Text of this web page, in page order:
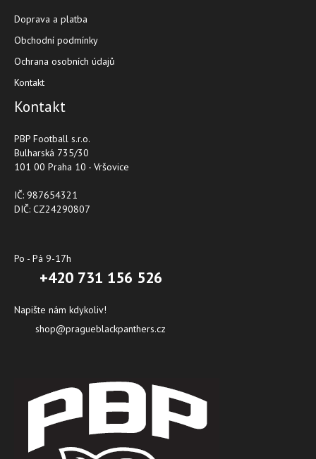
Doprava a platba
Obchodní podmínky
Ochrana osobních údajů
Kontakt
Kontakt
PBP Football s.r.o.
Bulharská 735/30
101 00 Praha 10 - Vršovice
IČ: 987654321
DIČ: CZ24290807
Po - Pá 9-17h
+420 731 156 526
Napište nám kdykoliv!
shop@pragueblackpanthers.cz